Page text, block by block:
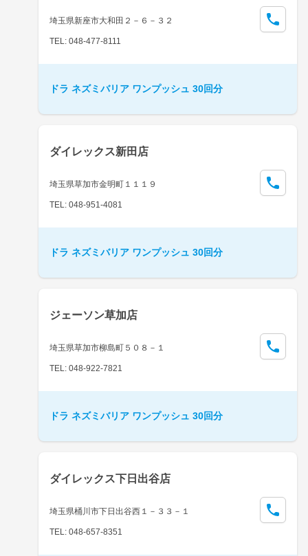
埼玉県新座市大和田２－６－３２
TEL: 048-477-8111
ドラ ネズミバリア ワンプッシュ 30回分
ダイレックス新田店
埼玉県草加市金明町１１１９
TEL: 048-951-4081
ドラ ネズミバリア ワンプッシュ 30回分
ジェーソン草加店
埼玉県草加市柳島町５０８－１
TEL: 048-922-7821
ドラ ネズミバリア ワンプッシュ 30回分
ダイレックス下日出谷店
埼玉県桶川市下日出谷西１－３３－１
TEL: 048-657-8351